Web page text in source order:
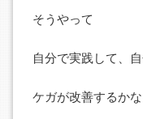
そうやって
自分で実践して、
ケガが改善するか